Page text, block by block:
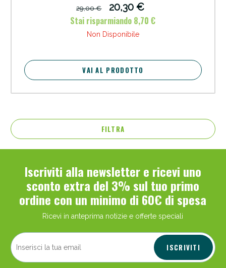
29,00 €
20,30 €
Stai risparmiando 8,70 €
Non Disponibile
VAI AL PRODOTTO
FILTRA
Iscriviti alla newsletter e ricevi uno
sconto extra del 3% sul tuo primo
ordine con un minimo di 60€ di spesa
Ricevi in anteprima notizie e offerte speciali
ISCRIVITI